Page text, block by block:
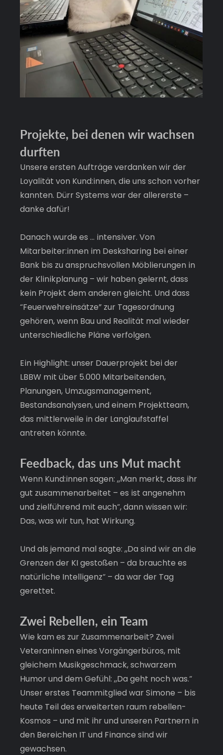
Projekte, bei denen wir wachsen
durften
Unsere ersten Aufträge verdanken wir der
Loyalität von Kund:innen, die uns schon vorher
kannten. Dürr Systems war der allererste –
danke dafür!
Danach wurde es … intensiver. Von
Mitarbeiter:innen im Desksharing bei einer
Bank bis zu anspruchsvollen Möblierungen in
der Klinikplanung – wir haben gelernt, dass
kein Projekt dem anderen gleicht. Und dass
“Feuerwehreinsätze” zur Tagesordnung
gehören, wenn Bau und Realität mal wieder
unterschiedliche Pläne verfolgen.
Ein Highlight: unser Dauerprojekt bei der
LBBW mit über 5.000 Mitarbeitenden,
Planungen, Umzugsmanagement,
Bestandsanalysen, und einem Projektteam,
das mittlerweile in der Langlaufstaffel
antreten könnte.
Feedback, das uns Mut macht
Wenn Kund:innen sagen: „Man merkt, dass ihr
gut zusammenarbeitet – es ist angenehm
und zielführend mit euch“, dann wissen wir:
Das, was wir tun, hat Wirkung.
Und als jemand mal sagte: „Da sind wir an die
Grenzen der KI gestoßen – da brauchte es
natürliche Intelligenz“ – da war der Tag
gerettet.
Zwei Rebellen, ein Team
Wie kam es zur Zusammenarbeit? Zwei
Veteraninnen eines Vorgängerbüros, mit
gleichem Musikgeschmack, schwarzem
Humor und dem Gefühl: „Da geht noch was.“
Unser erstes Teammitglied war Simone – bis
heute Teil des erweiterten raum rebellen-
Kosmos – und mit ihr und unseren Partnern in
den Bereichen IT und Finance sind wir
gewachsen.